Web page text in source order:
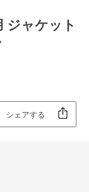
ジャケット
シェアする